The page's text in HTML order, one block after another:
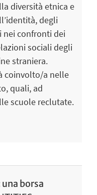
diversità etnica e
degli
nei confronti dei
sociali degli
straniera.
coinvolto/a nelle
quali, ad
scuole reclutate.
borsa